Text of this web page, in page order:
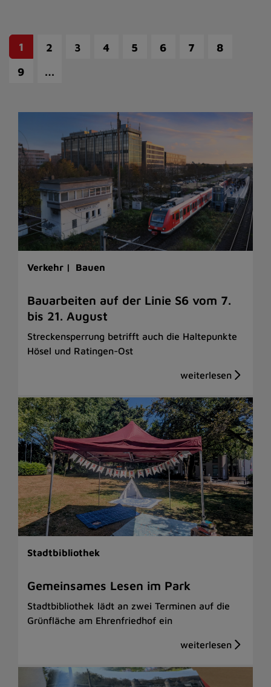
1 2 3 4 5 6 7
8
9
…
Verkehr | Bauen
Bauarbeiten auf der Linie S6 vom 7.
bis 21. August
Streckensperrung betrifft auch die Haltepunkte
Hösel und Ratingen-Ost
Stadtbibliothek
Gemeinsames Lesen im Park
Stadtbibliothek lädt an zwei Terminen auf die
Grünfläche am Ehrenfriedhof ein